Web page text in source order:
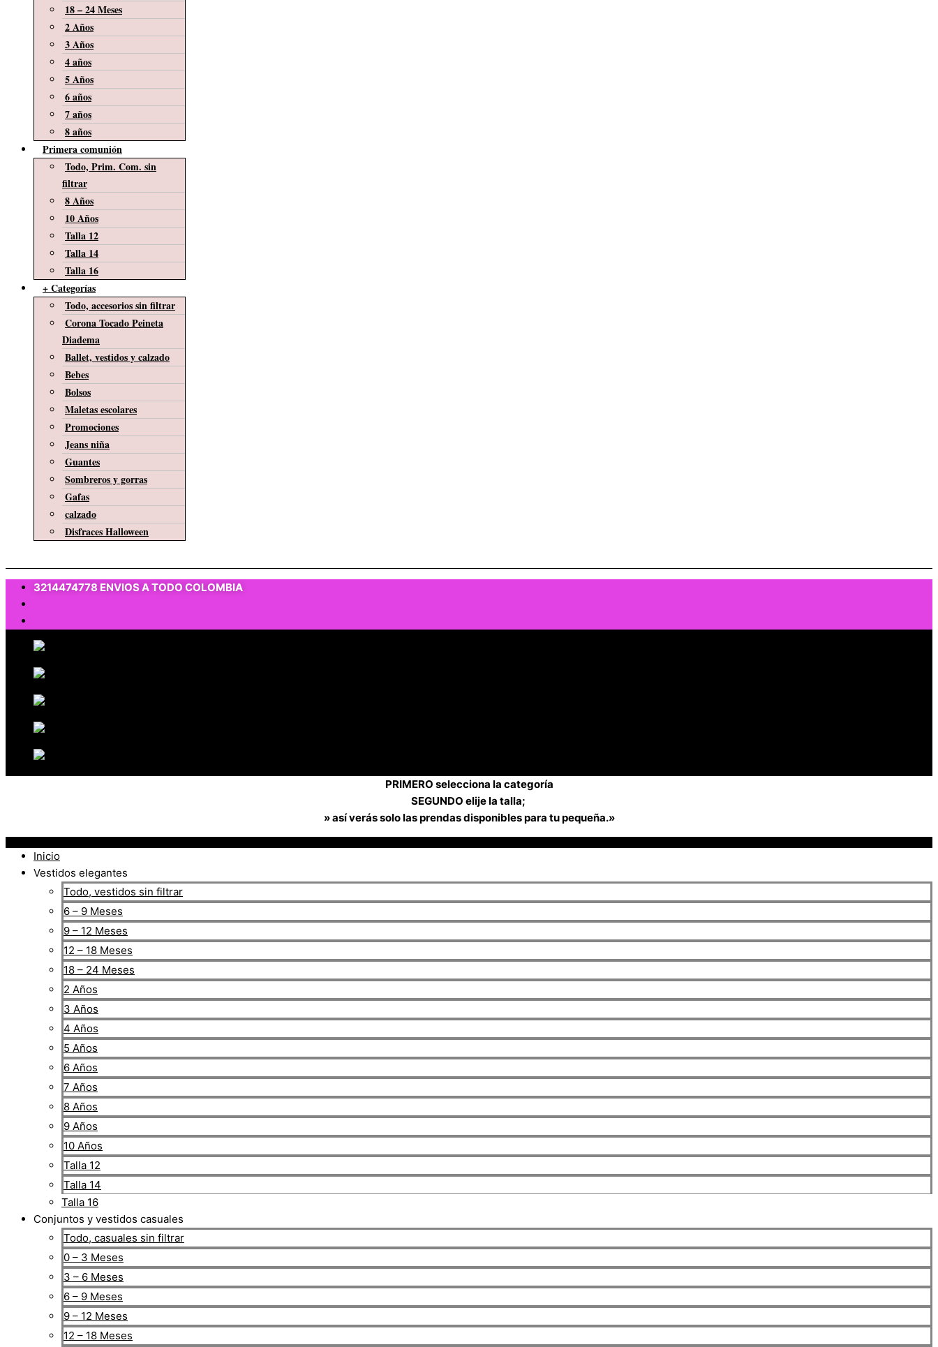
18 – 24 Meses
2 Años
3 Años
4 años
5 Años
6 años
7 años
8 años
Primera comunión
Todo, Prim. Com. sin
filtrar
8 Años
10 Años
Talla 12
Talla 14
Talla 16
+ Categorías
Todo, accesorios sin filtrar
Corona Tocado Peineta
Diadema
Ballet, vestidos y calzado
Bebes
Bolsos
Maletas escolares
Promociones
Jeans niña
Guantes
Sombreros y gorras
Gafas
calzado
Disfraces Halloween
3214474778 ENVIOS A TODO COLOMBIA
PRIMERO selecciona la categoría
SEGUNDO elije la talla;
» así verás solo las prendas disponibles para tu pequeña.»
Inicio
Vestidos elegantes
Todo, vestidos sin filtrar
6 – 9 Meses
9 – 12 Meses
12 – 18 Meses
18 – 24 Meses
2 Años
3 Años
4 Años
5 Años
6 Años
7 Años
8 Años
9 Años
10 Años
Talla 12
Talla 14
Talla 16
Conjuntos y vestidos casuales
Todo, casuales sin filtrar
0 – 3 Meses
3 – 6 Meses
6 – 9 Meses
9 – 12 Meses
12 – 18 Meses